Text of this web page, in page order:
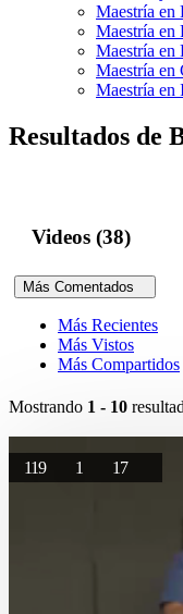
Maestría en
Maestría en
Maestría en
Maestría en
Maestría en
Resultados de
Videos (38)
Más Comentados
Más Recientes
Más Vistos
Más Compartidos
Mostrando 1 - 10
119 1 17